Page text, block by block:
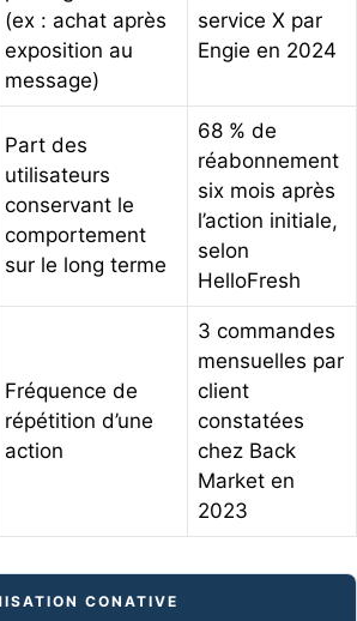
(ex : achat après
exposition au
message)
service X par
Engie en 2024
Part des
utilisateurs
conservant le
comportement
sur le long terme
68 % de
réabonnement
six mois après
l’action initiale,
selon
HelloFresh
Fréquence de
répétition d’une
action
3 commandes
mensuelles par
client
constatées
chez Back
Market en
2023
CONATIVE